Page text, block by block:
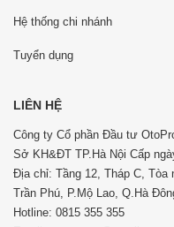
Hệ thống chi nhánh
Tuyển dụng
LIÊN HỆ
Công ty Cổ phần Đầu tư
Sở KH&ĐT TP.Hà Nội Cấp
Địa chỉ: Tầng 12, Tháp C,
Trần Phú, P.Mộ Lao, Q.Hà
Hotline: 0815 355 355